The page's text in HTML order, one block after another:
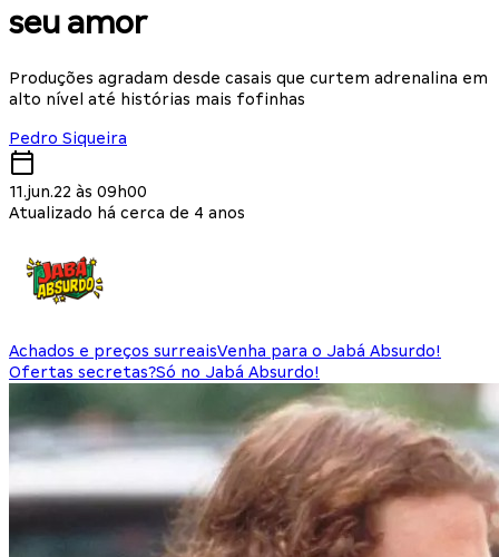
seu amor
Produções agradam desde casais que curtem adrenalina em
alto nível até histórias mais fofinhas
Pedro Siqueira
11.jun.22 às 09h00
Atualizado há cerca de 4 anos
Achados e preços surreaisVenha para o Jabá Absurdo!
Ofertas secretas?Só no Jabá Absurdo!